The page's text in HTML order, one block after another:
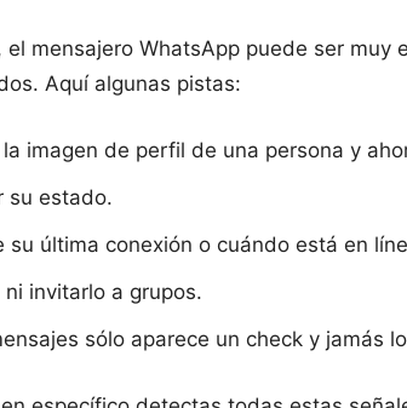
el mensajero WhatsApp puede ser
Aquí algunas pistas:
imagen de perfil de una persona y
su estado.
su última conexión o cuándo está en
invitarlo a grupos.
sólo aparece un check y jamás